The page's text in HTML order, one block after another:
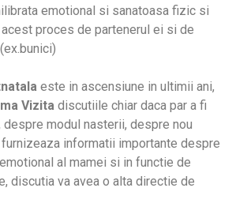
emotional si sanatoasa fizic si
proces de partenerul ei si de
este in ascensiune in ultimii ani,
Vizita discutiile chiar daca par a fi
despre modul nasterii, despre nou
informatii importante despre
al mamei si in functie de
discutia va avea o alta directie de